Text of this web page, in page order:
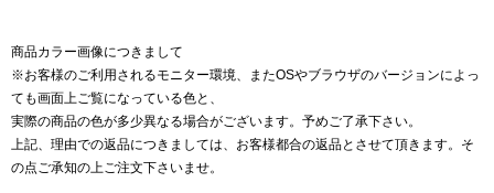
商品カラー画像につきまして
※お客様のご利用されるモニター環境、またOSやブラウザのバージョンによっ
ても画面上ご覧になっている色と、
実際の商品の色が多少異なる場合がございます。予めご了承下さい。
上記、理由での返品につきましては、お客様都合の返品とさせて頂きます。そ
の点ご承知の上ご注文下さいませ。